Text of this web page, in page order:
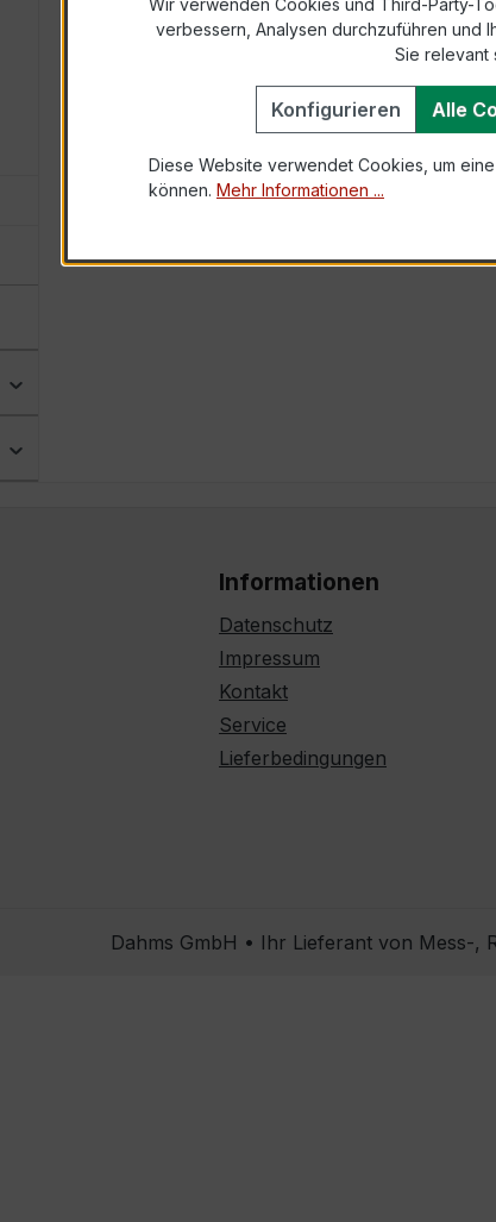
Informationen
Datenschutz
Impressum
Kontakt
Service
Lieferbedingungen
Dahms GmbH • Ihr Lieferant von Mess-,
Wir verwenden Cookies und Third-Party-
verbessern, Analysen durchzuführen und
Sie relevant
Konfigurieren Alle
Diese Website verwendet Cookies, um
können. Mehr Informationen ...